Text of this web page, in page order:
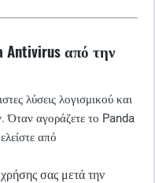
Antivirus από την
λύσεις λογισμικού και
Όταν αγοράζετε το Panda
από
χρήσης σας μετά την